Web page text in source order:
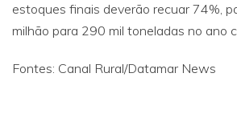
estoques finais deverão recuar 74%,
milhão para 290 mil toneladas no ano
Fontes: Canal Rural/Datamar News